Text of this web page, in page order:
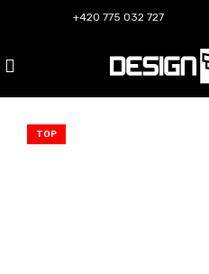
+420 775 032 727
TOP